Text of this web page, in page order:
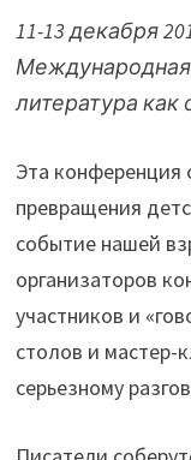
11-13 декабря
литература как
Эта конференция
превращения
событие нашей
организаторов
участников и
столов и мастер-
серьезному